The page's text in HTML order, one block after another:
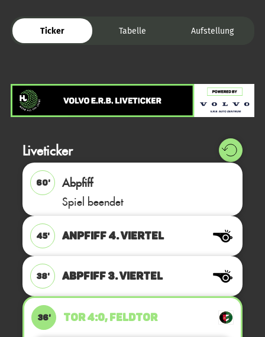
Ticker Tabelle Aufstellung
Liveticker
60'
Abpfiff
Spiel beendet
45' ANPFIFF 4. Viertel
38' ABPFIFF 3. Viertel
36' TOR 4:0, FELDTOR